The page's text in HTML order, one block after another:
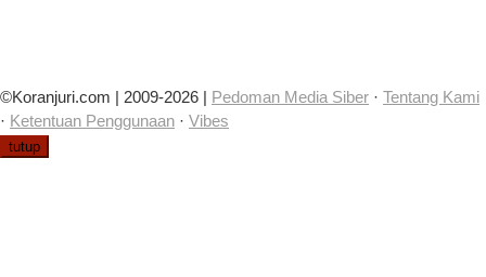
©Koranjuri.com | 2009-2026 | Pedoman Media Siber · Tentang Kami
· Ketentuan Penggunaan · Vibes
tutup